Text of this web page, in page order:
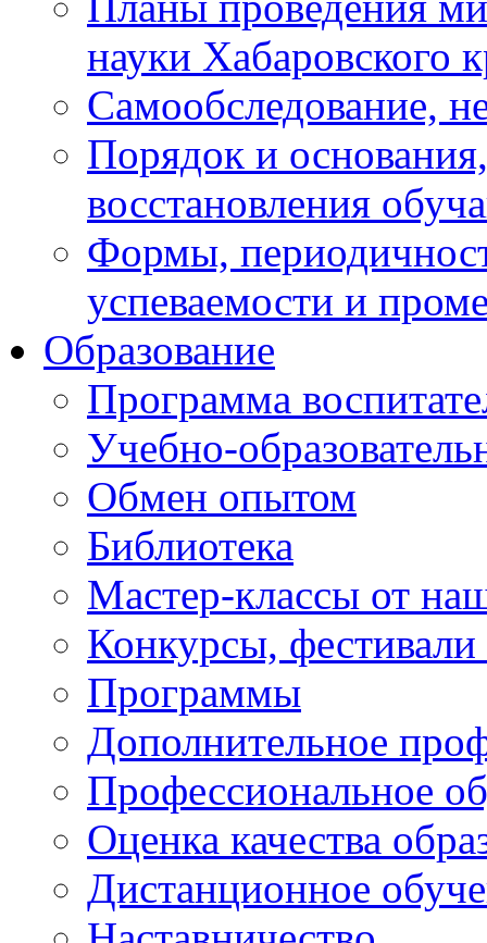
науки Хабаровского
Самообследование,
Порядок и
восстановления
Формы,
успеваемости и
Образование
Программа
Учебно-
Обмен опытом
Библиотека
Мастер-классы от
Конкурсы,
Программы
Дополнительное
Профессиональное
Оценка качества
Дистанционное